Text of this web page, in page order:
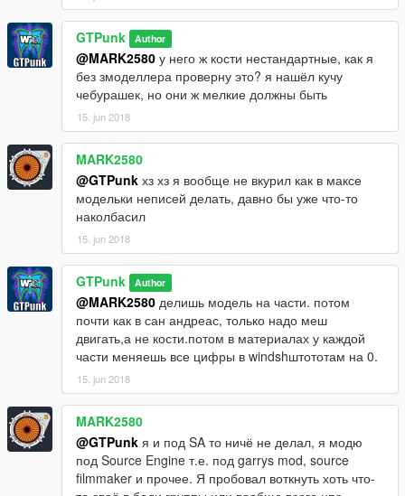
GTPunk Author
@MARK2580 у него ж кости нестандартные, как я
без змоделлера проверну это? я нашёл кучу
чебурашек, но они ж мелкие должны быть
15. jun 2018
MARK2580
@GTPunk хз хз я вообще не вкурил как в максе
модельки неписей делать, давно бы уже что-то
наколбасил
15. jun 2018
GTPunk Author
@MARK2580 делишь модель на части. потом
почти как в сан андреас, только надо меш
двигать,а не кости.потом в материалах у каждой
части меняешь все цифры в windshштототам на 0.
15. jun 2018
MARK2580
@GTPunk я и под SA то ничё не делал, я модю
под Source Engine т.е. под garrys mod, source
filmmaker и прочее. Я пробовал воткнуть хоть что-